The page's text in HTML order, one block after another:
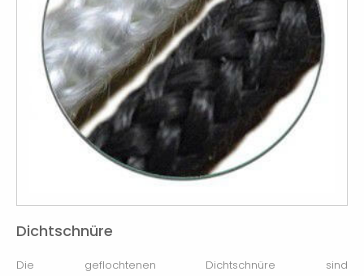
Dichtschnüre
Die geflochtenen Dichtschnüre sind